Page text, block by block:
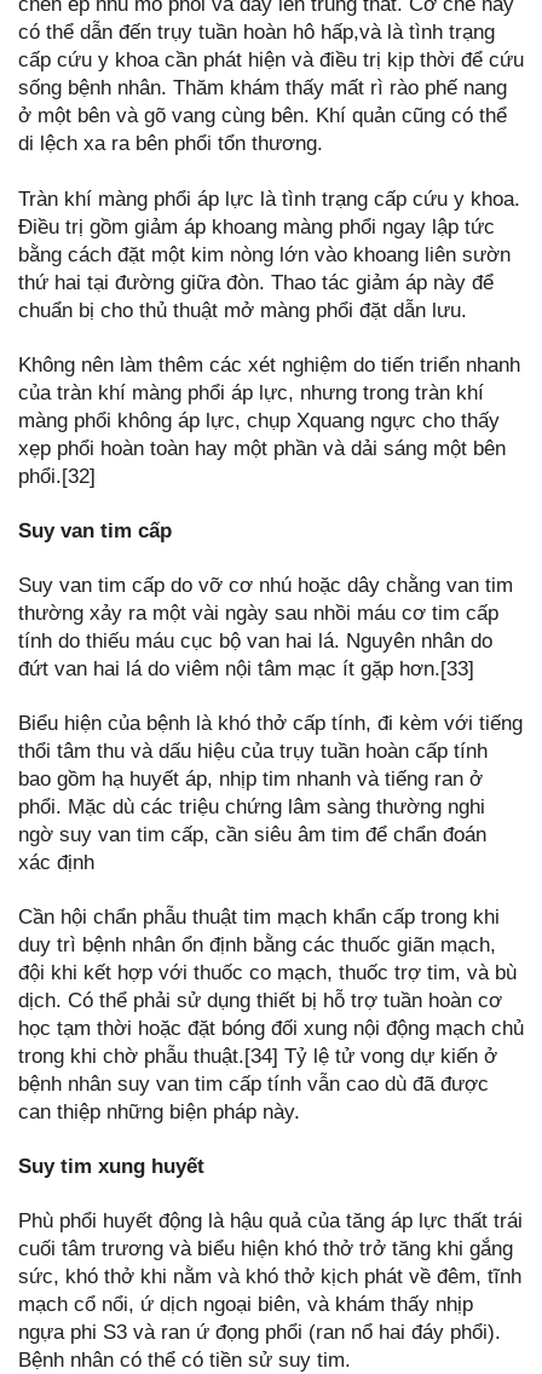
chèn ép nhu mô phổi và đẩy lên trung thất. Cơ chế này
có thể dẫn đến trụy tuần hoàn hô hấp,và là tình trạng
cấp cứu y khoa cần phát hiện và điều trị kịp thời để cứu
sống bệnh nhân. Thăm khám thấy mất rì rào phế nang
ở một bên và gõ vang cùng bên. Khí quản cũng có thể
di lệch xa ra bên phổi tổn thương.
Tràn khí màng phổi áp lực là tình trạng cấp cứu y khoa.
Điều trị gồm giảm áp khoang màng phổi ngay lập tức
bằng cách đặt một kim nòng lớn vào khoang liên sườn
thứ hai tại đường giữa đòn. Thao tác giảm áp này để
chuẩn bị cho thủ thuật mở màng phổi đặt dẫn lưu.
Không nên làm thêm các xét nghiệm do tiến triển nhanh
của tràn khí màng phổi áp lực, nhưng trong tràn khí
màng phổi không áp lực, chụp Xquang ngực cho thấy
xẹp phổi hoàn toàn hay một phần và dải sáng một bên
phổi.[32]
Suy van tim cấp
Suy van tim cấp do vỡ cơ nhú hoặc dây chằng van tim
thường xảy ra một vài ngày sau nhồi máu cơ tim cấp
tính do thiếu máu cục bộ van hai lá. Nguyên nhân do
đứt van hai lá do viêm nội tâm mạc ít gặp hơn.[33]
Biểu hiện của bệnh là khó thở cấp tính, đi kèm với tiếng
thổi tâm thu và dấu hiệu của trụy tuần hoàn cấp tính
bao gồm hạ huyết áp, nhịp tim nhanh và tiếng ran ở
phổi. Mặc dù các triệu chứng lâm sàng thường nghi
ngờ suy van tim cấp, cần siêu âm tim để chẩn đoán
xác định
Cần hội chẩn phẫu thuật tim mạch khẩn cấp trong khi
duy trì bệnh nhân ổn định bằng các thuốc giãn mạch,
đội khi kết hợp với thuốc co mạch, thuốc trợ tim, và bù
dịch. Có thể phải sử dụng thiết bị hỗ trợ tuần hoàn cơ
học tạm thời hoặc đặt bóng đối xung nội động mạch chủ
trong khi chờ phẫu thuật.[34] Tỷ lệ tử vong dự kiến ở
bệnh nhân suy van tim cấp tính vẫn cao dù đã được
can thiệp những biện pháp này.
Suy tim xung huyết
Phù phổi huyết động là hậu quả của tăng áp lực thất trái
cuối tâm trương và biểu hiện khó thở trở tăng khi gắng
sức, khó thở khi nằm và khó thở kịch phát về đêm, tĩnh
mạch cổ nổi, ứ dịch ngoại biên, và khám thấy nhịp
ngựa phi S3 và ran ứ đọng phổi (ran nổ hai đáy phổi).
Bệnh nhân có thể có tiền sử suy tim.